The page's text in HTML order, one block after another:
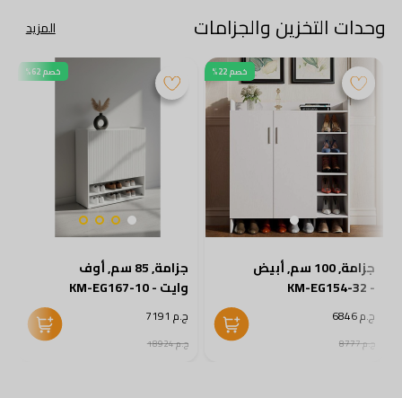
وحدات التخزين والجزامات المزيد
خصم 22%
جزامة, 100 سم, أبيض
- KM-EG154-32
ج.م 6846
ج.م 8777
خصم 62%
جزامة, 85 سم, أوف
وايت - KM-EG167-10
ج.م 7191
ج.م 18924